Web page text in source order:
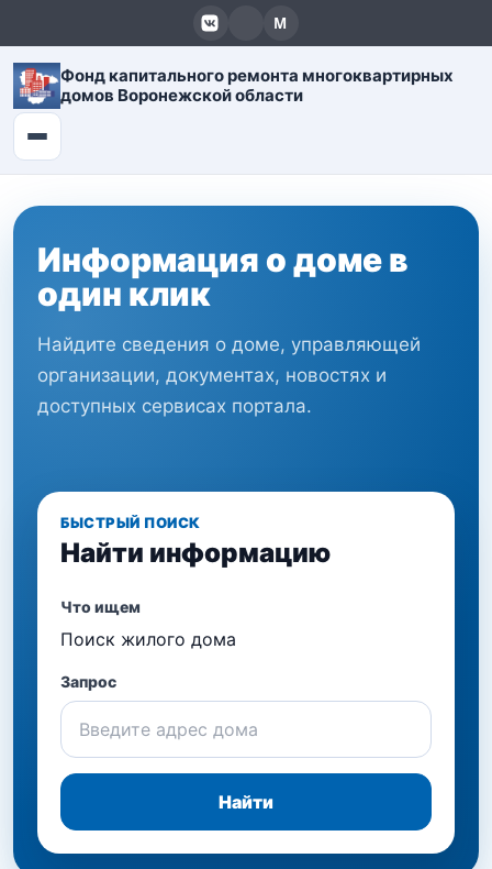
Фонд капитального ремонта многоквартирных
домов Воронежской области
Информация о доме в
один клик
Найдите сведения о доме, управляющей
организации, документах, новостях и
доступных сервисах портала.
БЫСТРЫЙ ПОИСК
Найти информацию
Что ищем
Поиск жилого дома
Запрос
Найти